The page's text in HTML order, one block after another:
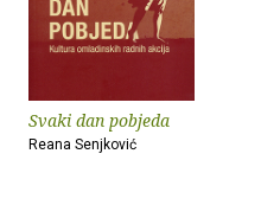
Svaki dan pobjeda
Reana Senjković